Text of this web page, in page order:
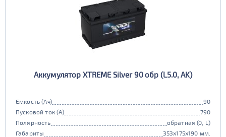
Аккумулятор XTREME Silver 90 обр (L5.0, AK)
Емкость (Ач)
90
Пусковой ток (А)
790
Полярность
обратная (0, L)
Габариты
353x175x190 мм.